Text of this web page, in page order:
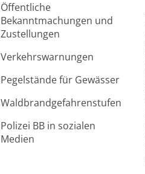
Öffentliche
Bekanntmachungen und
Zustellungen
Verkehrswarnungen
Pegelstände für Gewässer
Waldbrandgefahrenstufen
Polizei BB in sozialen
Medien